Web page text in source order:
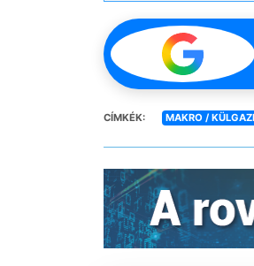
CÍMKÉK: MAKRO /